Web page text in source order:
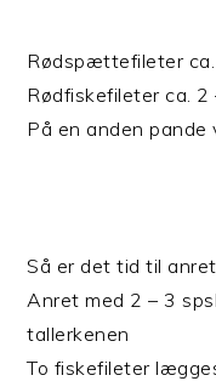
Rødspættefileter
Rødfiskefileter ca. 2
På en anden
Så er det tid til
Anret med 2 – 3
tallerkenen
To fiskefileter